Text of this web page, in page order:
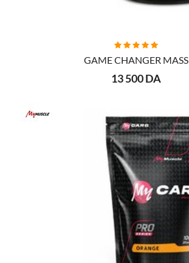
AJOUTER AU PANIER
GAME CHANGER MASS
13 500 DA